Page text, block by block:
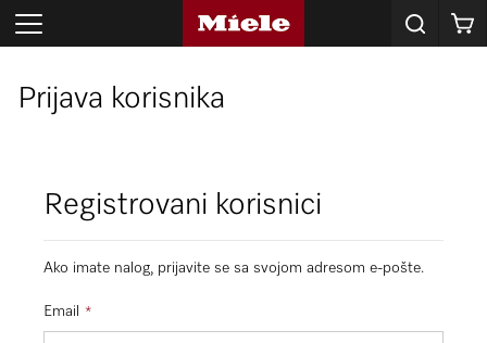
Korpa
Prijava korisnika
Registrovani korisnici
Ako imate nalog, prijavite se sa svojom adresom e-pošte.
Email